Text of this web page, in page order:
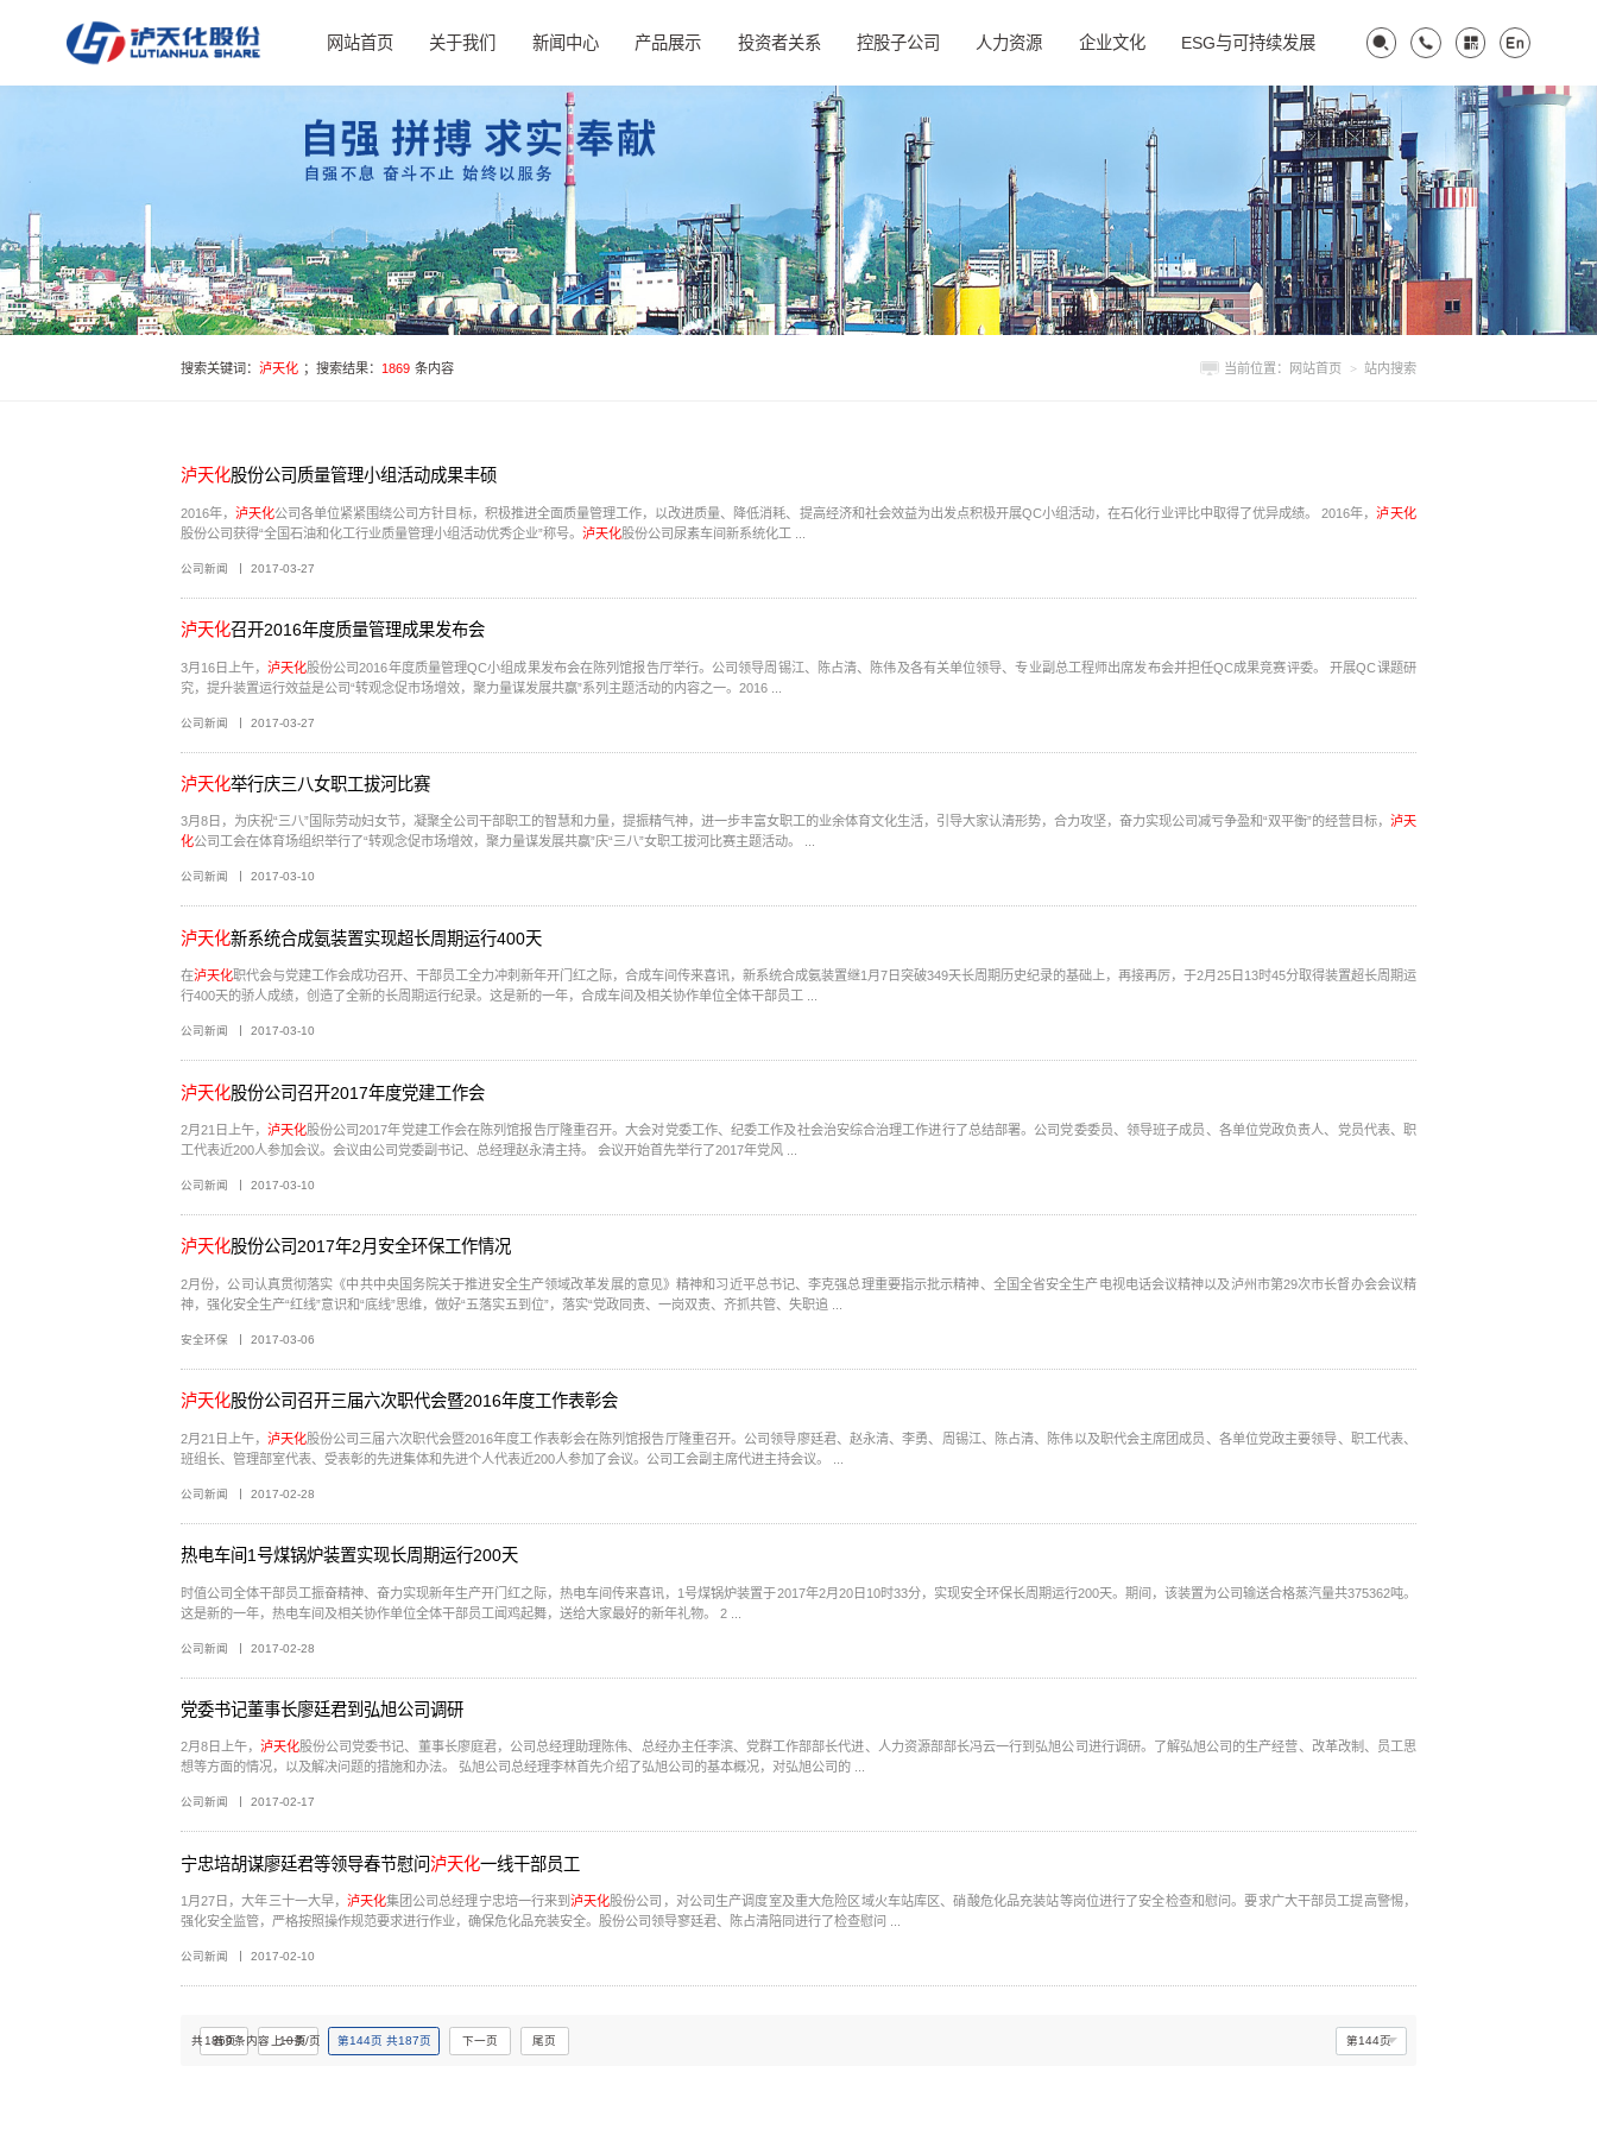
网站首页 关于我们 新闻中心 产品展示 投资者关系 控股子公司 人力资源 企业文化 ESG与可持续发展
搜索关键词： 泸天化 ；搜索结果： 1869 条内容 当前位置： 网站首页 > 站内搜索
泸天化股份公司质量管理小组活动成果丰硕
2016年， 泸天化 公司各单位紧紧围绕公司方针目标，积极推进全面质量管理工作，以改进质量、降低消耗、提高经济和社会效益为出发点积极开展QC小组活动，在石化行业评比中取得了优异成绩。 2016年， 泸天化
股份公司获得“全国石油和化工行业质量管理小组活动优秀企业”称号。 泸天化股份公司尿素车间新系统化工 ...
公司新闻 2017-03-27
泸天化召开2016年度质量管理成果发布会
3月16日上午， 泸天化股份公司2016年度质量管理QC小组成果发布会在陈列馆报告厅举行。公司领导周锡江、陈占清、陈伟及各有关单位领导、专业副总工程师出席发布会并担任QC成果竞赛评委。 开展QC课题研
究，提升装置运行效益是公司“转观念促市场增效，聚力量谋发展共赢”系列主题活动的内容之一。2016 ...
公司新闻 2017-03-27
泸天化举行庆三八女职工拔河比赛
3月8日，为庆祝“三八”国际劳动妇女节，凝聚全公司干部职工的智慧和力量，提振精气神，进一步丰富女职工的业余体育文化生活，引导大家认清形势，合力攻坚，奋力实现公司减亏争盈和“双平衡”的经营目标， 泸天
化
公司工会在体育场组织举行了“转观念促市场增效，聚力量谋发展共赢”庆“三八”女职工拔河比赛主题活动。 ...
公司新闻 2017-03-10
泸天化新系统合成氨装置实现超长周期运行400天
在泸天化职代会与党建工作会成功召开、干部员工全力冲刺新年开门红之际，合成车间传来喜讯，新系统合成氨装置继1月7日突破349天长周期历史纪录的基础上，再接再厉，于2月25日13时45分取得装置超长周期运
行400天的骄人成绩，创造了全新的长周期运行纪录。这是新的一年，合成车间及相关协作单位全体干部员工 ...
公司新闻 2017-03-10
泸天化股份公司召开2017年度党建工作会
2月21日上午， 泸天化股份公司2017年党建工作会在陈列馆报告厅隆重召开。大会对党委工作、纪委工作及社会治安综合治理工作进行了总结部署。公司党委委员、领导班子成员、各单位党政负责人、党员代表、职
工代表近200人参加会议。会议由公司党委副书记、总经理赵永清主持。 会议开始首先举行了2017年党风 ...
公司新闻 2017-03-10
泸天化股份公司2017年2月安全环保工作情况
2月份，公司认真贯彻落实《中共中央国务院关于推进安全生产领域改革发展的意见》精神和习近平总书记、李克强总理重要指示批示精神、全国全省安全生产电视电话会议精神以及泸州市第29次市长督办会会议精
神，强化安全生产“红线”意识和“底线”思维，做好“五落实五到位”，落实“党政同责、一岗双责、齐抓共管、失职追 ...
安全环保 2017-03-06
泸天化股份公司召开三届六次职代会暨2016年度工作表彰会
2月21日上午， 泸天化股份公司三届六次职代会暨2016年度工作表彰会在陈列馆报告厅隆重召开。公司领导廖廷君、赵永清、李勇、周锡江、陈占清、陈伟以及职代会主席团成员、各单位党政主要领导、职工代表、
公司新闻 2017-02-28
热电车间1号煤锅炉装置实现长周期运行200天
时值公司全体干部员工振奋精神、奋力实现新年生产开门红之际，热电车间传来喜讯，1号煤锅炉装置于2017年2月20日10时33分，实现安全环保长周期运行200天。期间，该装置为公司输送合格蒸汽量共375362吨。
这是新的一年，热电车间及相关协作单位全体干部员工闻鸡起舞，送给大家最好的新年礼物。 2 ...
公司新闻 2017-02-28
党委书记董事长廖廷君到弘旭公司调研
2月8日上午， 泸天化股份公司党委书记、董事长廖庭君，公司总经理助理陈伟、总经办主任李滨、党群工作部部长代进、人力资源部部长冯云一行到弘旭公司进行调研。了解弘旭公司的生产经营、改革改制、员工思
想等方面的情况，以及解决问题的措施和办法。 弘旭公司总经理李林首先介绍了弘旭公司的基本概况，对弘旭公司的 ...
公司新闻 2017-02-17
宁忠培胡谋廖廷君等领导春节慰问 泸天化一线干部员工
1月27日，大年三十一大早， 泸天化集团公司总经理宁忠培一行来到 泸天化股份公司，对公司生产调度室及重大危险区域火车站库区、硝酸危化品充装站等岗位进行了安全检查和慰问。要求广大干部员工提高警惕，
强化安全监管，严格按照操作规范要求进行作业，确保危化品充装安全。股份公司领导寥廷君、陈占清陪同进行了检查慰问 ...
公司新闻 2017-02-10
共1869条内容 10条/页
首页 上一页 第144页 共187页 下一页 尾页 第144页